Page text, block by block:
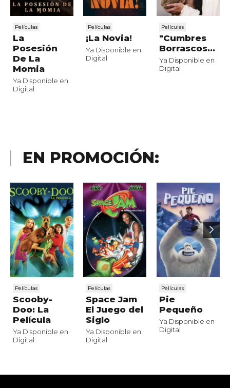
Películas
La
Posesión
De La
Momia
Ya Disponible en
Digital
Películas
¡La Novia!
Ya Disponible en
Digital
Películas
"Cumbres
Borrascosas"
Ya Disponible en
Digital
EN PROMOCIÓN:
Películas
Scooby-
Doo: La
Película
Ya Disponible en
Digital
Películas
Space Jam
El Juego del
Siglo
Ya Disponible en
Digital
Películas
Pie
Pequeño
Ya Disponible en
Digital